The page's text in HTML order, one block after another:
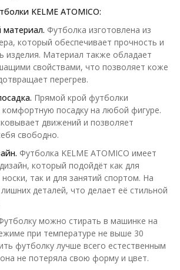
KELME ATOMICO:
материал. Футболка изготовлена из
который обеспечивает прочность и
изделия. Материал также обладает
свойствами, что позволяет коже
перегрев.
Прямой крой футболки
комфортную посадку на любой фигуре.
движений и позволяет
свободно.
Футболка KELME ATOMICO имеет
который подойдёт как для
так и для занятий спортом. На
деталей, что делает её стильной
можно стирать в машинке на
при температуре не выше 30
футболку лучше всего естественным
не потеряла свою форму и цвет.